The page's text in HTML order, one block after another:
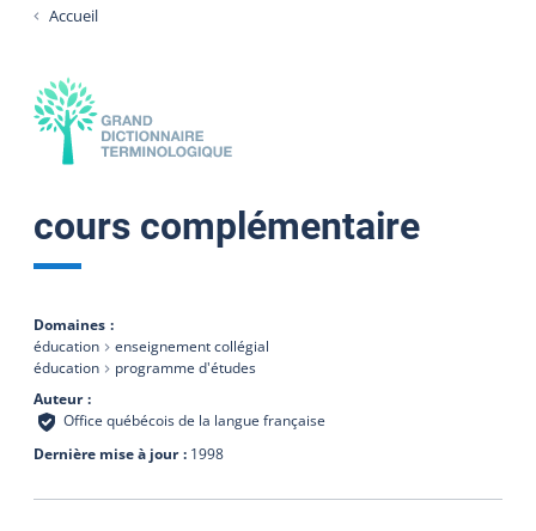
Accueil
cours complémentaire
Domaines
éducation
enseignement collégial
éducation
programme d'études
Auteur
Office québécois de la langue française
Dernière mise à jour
1998